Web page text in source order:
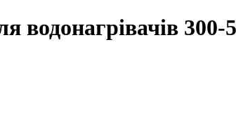
водонагрівачів